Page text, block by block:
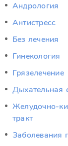
Андрология
Антистресс
Без лечения
Гинекология
Грязелечение
Дыхательная
Желудочно-
тракт
Заболевания